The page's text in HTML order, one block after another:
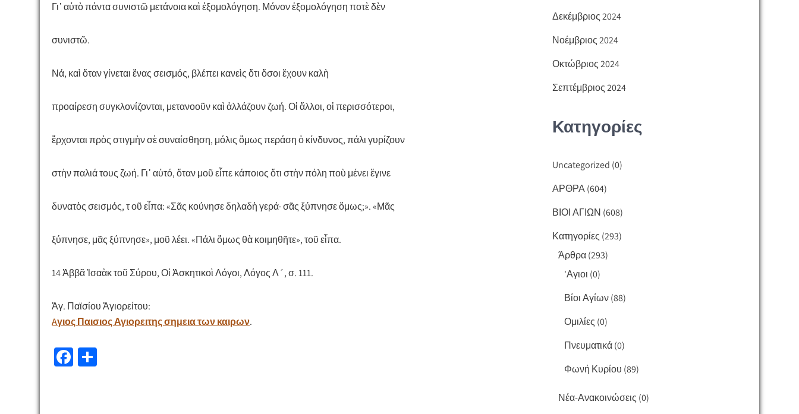
Γι᾿ αὐτὸ πάντα συνιστῶ μετάνοια καὶ ἐξομολόγηση. Μόνον ἐξομολόγηση ποτὲ δὲν
συνιστῶ.
Νά, καὶ ὅταν γίνεται ἕνας σεισμός, βλέπει κανεὶς ὅτι ὅσοι ἔχουν καλὴ
προαίρεση συγκλονίζονται, μετανοοῦν καὶ ἀλλάζουν ζωή. Οἱ ἄλλοι, οἱ περισσότεροι,
ἔρχονται πρὸς στιγμὴν σὲ συναίσθηση, μόλις ὅμως περάση ὁ κίνδυνος, πάλι γυρίζουν
στὴν παλιά τους ζωή. Γι᾿ αὐτό, ὅταν μοῦ εἶπε κάποιος ὅτι στὴν πόλη ποὺ μένει ἔγινε
δυνατὸς σεισμός, τ οῦ εἶπα: «Σᾶς κούνησε δηλαδὴ γερά· σᾶς ξύπνησε ὅμως;». «Μᾶς
ξύπνησε, μᾶς ξύπνησε», μοῦ λέει. «Πάλι ὅμως θὰ κοιμηθῆτε», τοῦ εἶπα.
14 Ἀββᾶ Ἰσαὰκ τοῦ Σύρου, Οἱ Ἀσκητικοὶ Λόγοι, Λόγος Λ´, σ. 111.
Ἁγ. Παϊσίου Ἁγιορείτου:
Aγιος Παισιος Αγιορειτης σημεια των καιρων.
Fa
Δεκέμβριος 2024
Νοέμβριος 2024
Οκτώβριος 2024
Σεπτέμβριος 2024
Κατηγορίες
Uncategorized (0)
ΑΡΘΡΑ(604)
ΒΙΟΙ ΑΓΙΩΝ (608)
Κατηγορίες (293)
Άρθρα(293)
'Αγιοι (0)
Βίοι Αγίων(88)
Ομιλίες (0)
Πνευματικά(0)
Φωνή Κυρίου (89)
Νέα-Ανακοινώσεις (0)